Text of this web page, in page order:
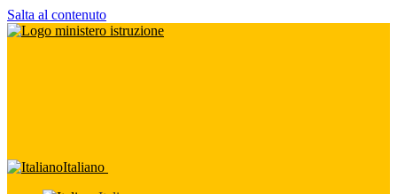
Salta al contenuto
Italiano